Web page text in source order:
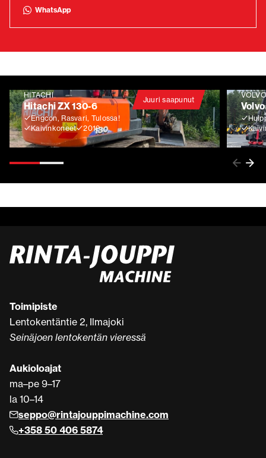
WhatsApp
Juuri saapunut
HITACHI
Hitachi ZX 130-6
Engcon, Rasvari, Tulossa!
Kaivinkoneet
2019
VOLVO
Volvo
Toimipiste
Lentokentäntie 2, Ilmajoki
Seinäjoen lentokentän vieressä
Aukioloajat
ma–pe 9–17
la 10–14
seppo@rintajouppimachine.com
+358 50 406 5874